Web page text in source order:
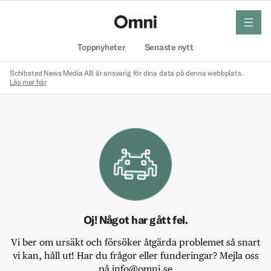
Toppnyheter Senaste nytt
meny
Schibsted News Media AB är ansvarig för dina data på denna webbplats.
Läs mer här
Oj! Något har gått fel.
Vi ber om ursäkt och försöker åtgärda problemet så snart
vi kan, håll ut! Har du frågor eller funderingar? Mejla oss